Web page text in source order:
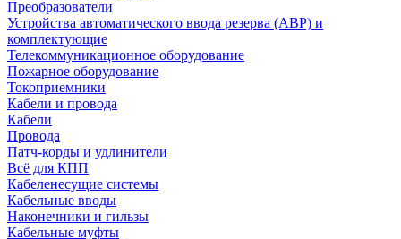
Преобразователи
Устройства автоматического ввода резерва (АВР) и
комплектующие
Телекоммуникационное оборудование
Пожарное оборудование
Токоприемники
Кабели и провода
Кабели
Провода
Патч-корды и удлинители
Всё для КПП
Кабеленесущие системы
Кабельные вводы
Наконечники и гильзы
Кабельные муфты